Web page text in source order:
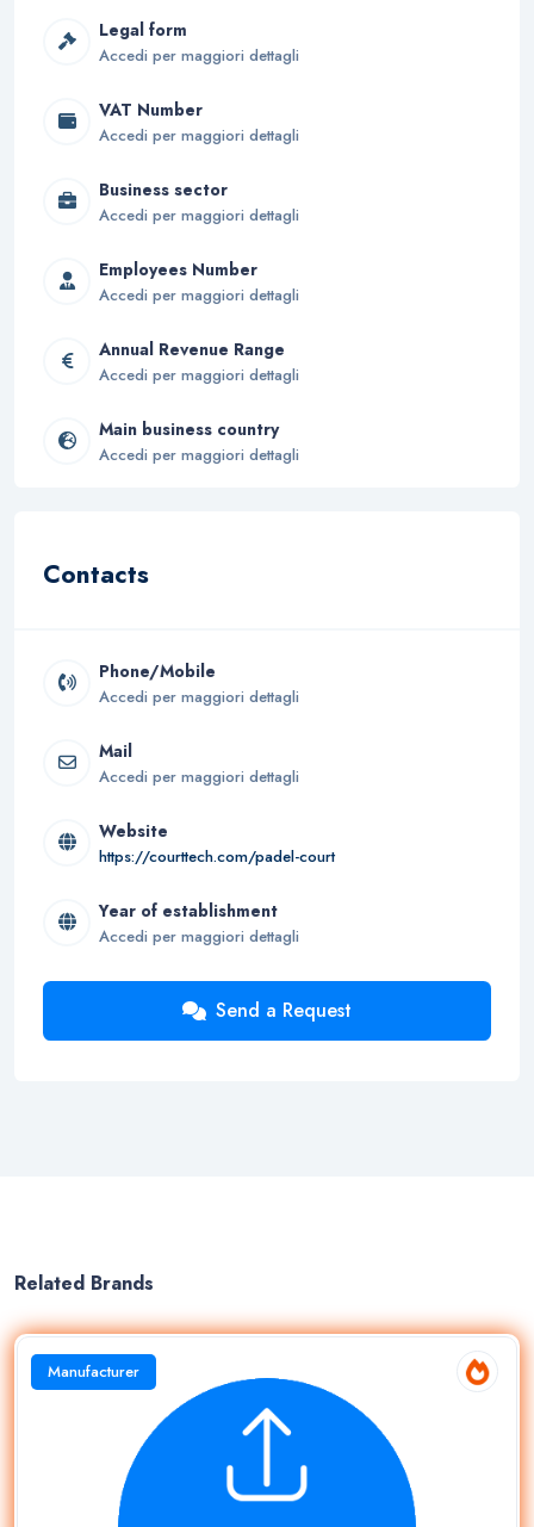
Legal form
Accedi per maggiori dettagli
VAT Number
Accedi per maggiori dettagli
Business sector
Accedi per maggiori dettagli
Employees Number
Accedi per maggiori dettagli
Annual Revenue Range
Accedi per maggiori dettagli
Main business country
Accedi per maggiori dettagli
Contacts
Phone/Mobile
Accedi per maggiori dettagli
Mail
Accedi per maggiori dettagli
Website
https://courttech.com/padel-court
Year of establishment
Accedi per maggiori dettagli
Send a Request
Related Brands
Manufacturer